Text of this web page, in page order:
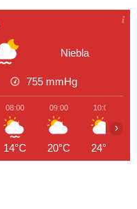
Niebla
755 mmHg
08:00
14°C
09:00
20°C
10:00
24°C
›